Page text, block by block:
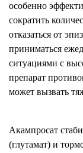
особенно
сократить
отказаться от
приниматься
ситуациями с
препарат
может вызвать
Акампросат
(глутамат) и